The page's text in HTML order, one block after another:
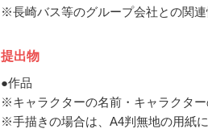
※長崎バス等のグループ会社との関連
提出物
●作品
※キャラクターの名前・キャラクタ
※手描きの場合は、A4判無地の用紙